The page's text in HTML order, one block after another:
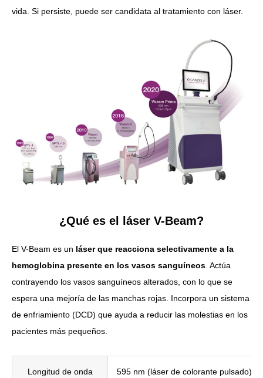
vida. Si persiste, puede ser candidata al tratamiento con láser.
¿Qué es el láser V-Beam?
El V-Beam es un láser que reacciona selectivamente a la
hemoglobina presente en los vasos sanguíneos . Actúa
contrayendo los vasos sanguíneos alterados, con lo que se
espera una mejoría de las manchas rojas. Incorpora un sistema
de enfriamiento (DCD) que ayuda a reducir las molestias en los
pacientes más pequeños.
Longitud de onda 595 nm (láser de colorante pulsado)